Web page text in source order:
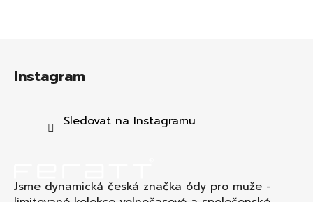
Instagram
Sledovat na Instagramu
Jsme dynamická česká značka ódy pro muže -